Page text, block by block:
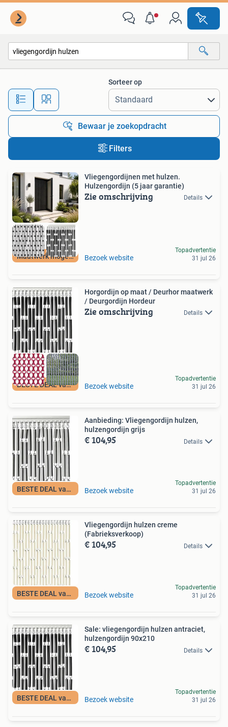
Alle afstanden…
Sorteer op
Bewaar je zoekopdracht
Filters
Maatwerk mogelijk
Vliegengordijnen met hulzen.
Hulzengordijn (5 jaar garantie)
Zie omschrijving Details
Bezoek website
Topadvertentie
31 jul 26
BESTE DEAL vandaag
Horgordijn op maat / Deurhor maatwerk
/ Deurgordijn Hordeur
Zie omschrijving Details
Bezoek website
Topadvertentie
31 jul 26
BESTE DEAL vandaag
Aanbieding: Vliegengordijn hulzen,
hulzengordijn grijs
€ 104,95 Details
Bezoek website
Topadvertentie
31 jul 26
BESTE DEAL vandaag
Vliegengordijn hulzen creme
(Fabrieksverkoop)
€ 104,95 Details
Bezoek website
Topadvertentie
31 jul 26
BESTE DEAL vandaag
Sale: vliegengordijn hulzen antraciet,
hulzengordijn 90x210
€ 104,95 Details
Bezoek website
Topadvertentie
31 jul 26